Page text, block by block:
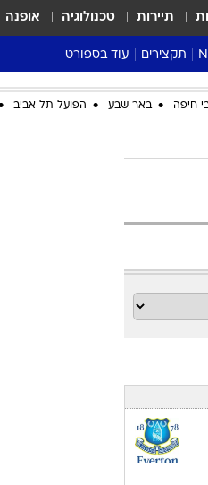
תיירות טכנולוגיה אופנה
תקצירים עוד בספורט
מונדיאל 2026
NBA
אבא של שבת
סערה בממלכה
ענפים נוספים
חיפה באר שבע הפועל תל אביב